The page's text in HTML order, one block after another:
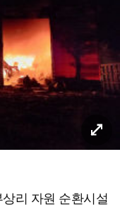
리 자원 순환시설